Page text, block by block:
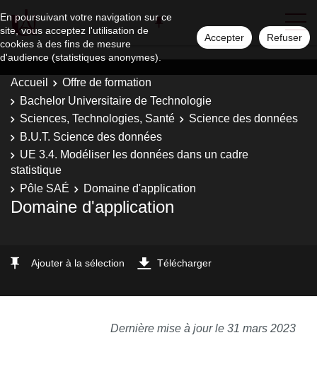
En poursuivant votre navigation sur ce
site, vous acceptez l'utilisation de
cookies à des fins de mesure
d'audience (statistiques anonymes).
Accepter Refuser
Accueil
Offre de formation
Bachelor Universitaire de Technologie
Sciences, Technologies, Santé
Science des données
B.U.T. Science des données
UE 3.4. Modéliser les données dans un cadre
statistique
Pôle SAÉ
Domaine d'application
Domaine d'application
Ajouter à la sélection Télécharger
Dernière mise à jour le 31 mars 2023